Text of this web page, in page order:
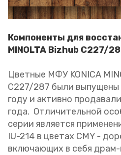
Компоненты для
MINOLTA Bizhub C227/
Цветные МФУ KONICA
C227/287 были выпущены
году и активно
года. Отличительной
серии является
IU-214 в цветах CMY -
включающих в себя